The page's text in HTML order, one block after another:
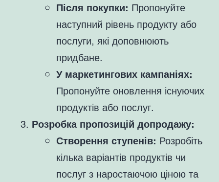
Після покупки: Пропонуйте
наступний рівень продукту або
послуги, які доповнюють
придбане.
У маркетингових кампаніях:
Пропонуйте оновлення існуючих
продуктів або послуг.
Розробка пропозицій допродажу:
Створення ступенів: Розробіть
кілька варіантів продуктів чи
послуг з наростаючою ціною та